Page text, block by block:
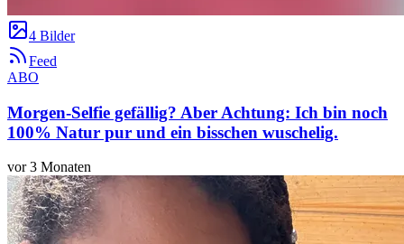
4 Bilder
Feed
ABO
Morgen-Selfie gefällig? Aber Achtung: Ich bin noch
100% Natur pur und ein bisschen wuschelig.
vor 3 Monaten